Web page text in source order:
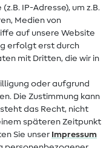
IP-Adresse), um z.B.
Medien von
auf unsere Website
erfolgt erst durch
mit Dritten, die wir in
oder aufgrund
Die Zustimmung kann
das Recht, nicht
späteren Zeitpunkt
Sie unser Impressum